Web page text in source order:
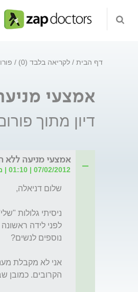
דף הבית לקריאה בלבד (0)
אמצעי
דיון מתוך
אמצעי מניעה ללא
07/02/2012 | 01:10 | מאת: הודיה